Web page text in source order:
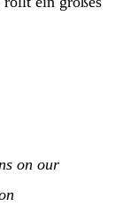
on our